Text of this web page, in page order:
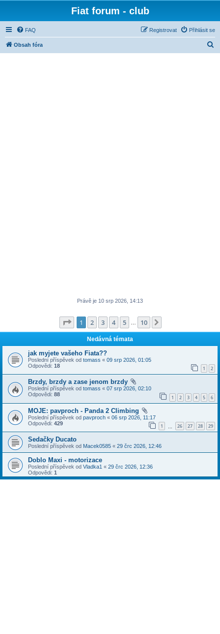
Fiat forum - club
FAQ Přihlásit se
Registrovat
Obsah fóra
Právě je 10 srp 2026, 14:13
Stránka z 10
1 2 3 4 5 10
Nedávná témata
jak myjete vašeho Fiata??
Poslední příspěvek od tomass « 09 srp 2026, 01:05
Odpovědi: 18 1 2
Brzdy, brzdy a zase jenom brzdy
Poslední příspěvek od tomass « 07 srp 2026, 02:10
Odpovědi: 88 1 2 3 4 5 6
MOJE: pavproch - Panda 2 Climbing
Poslední příspěvek od pavproch « 06 srp 2026, 11:17
Odpovědi: 429 1 26 27 28 29
Sedačky Ducato
Poslední příspěvek od Macek0585 « 29 črc 2026, 12:46
Doblo Maxi - motorizace
Poslední příspěvek od Vladka1 « 29 črc 2026, 12:36
Odpovědi: 1